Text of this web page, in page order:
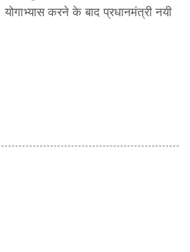
करने के बाद प्रधानमंत्री नयी